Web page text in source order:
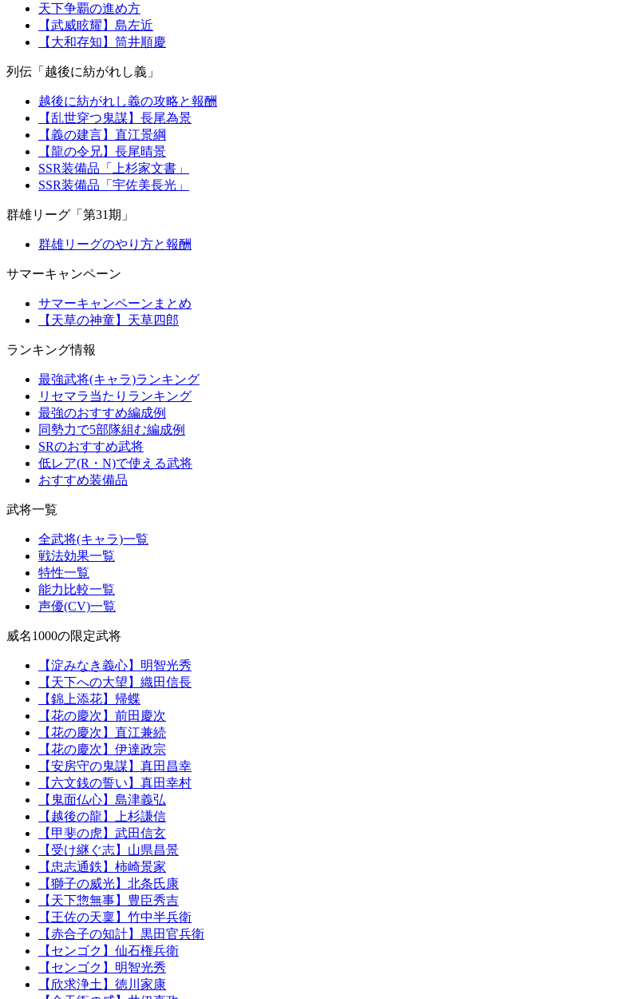
天下争覇の進め方
【武威眩耀】島左近
【大和存知】筒井順慶
列伝「越後に紡がれし義」
越後に紡がれし義の攻略と報酬
【乱世穿つ鬼謀】長尾為景
【義の建言】直江景綱
【龍の令兄】長尾晴景
SSR装備品「上杉家文書」
SSR装備品「宇佐美長光」
群雄リーグ「第31期」
群雄リーグのやり方と報酬
サマーキャンペーン
サマーキャンペーンまとめ
【天草の神童】天草四郎
ランキング情報
最強武将(キャラ)ランキング
リセマラ当たりランキング
最強のおすすめ編成例
同勢力で5部隊組む編成例
SRのおすすめ武将
低レア(R・N)で使える武将
おすすめ装備品
武将一覧
全武将(キャラ)一覧
戦法効果一覧
特性一覧
能力比較一覧
声優(CV)一覧
威名1000の限定武将
【淀みなき義心】明智光秀
【天下への大望】織田信長
【錦上添花】帰蝶
【花の慶次】前田慶次
【花の慶次】直江兼続
【花の慶次】伊達政宗
【安房守の鬼謀】真田昌幸
【六文銭の誓い】真田幸村
【鬼面仏心】島津義弘
【越後の龍】上杉謙信
【甲斐の虎】武田信玄
【受け継ぐ志】山県昌景
【忠志通鉄】柿崎景家
【獅子の威光】北条氏康
【天下惣無事】豊臣秀吉
【王佐の天稟】竹中半兵衛
【赤合子の知計】黒田官兵衛
【センゴク】仙石権兵衛
【センゴク】明智光秀
【欣求浄土】徳川家康